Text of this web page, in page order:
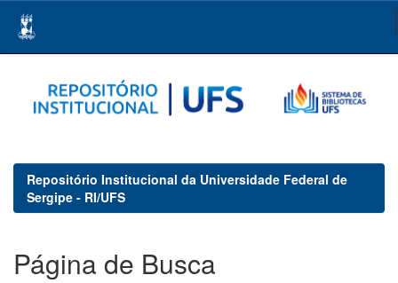
navigation
Repositório Institucional da Universidade Federal de
Sergipe - RI/UFS
Página de Busca